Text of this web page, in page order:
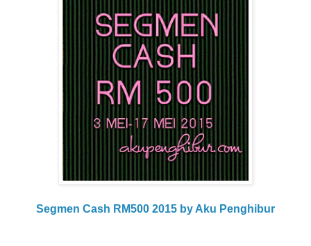
Segmen Cash RM500 2015 by Aku Penghibur